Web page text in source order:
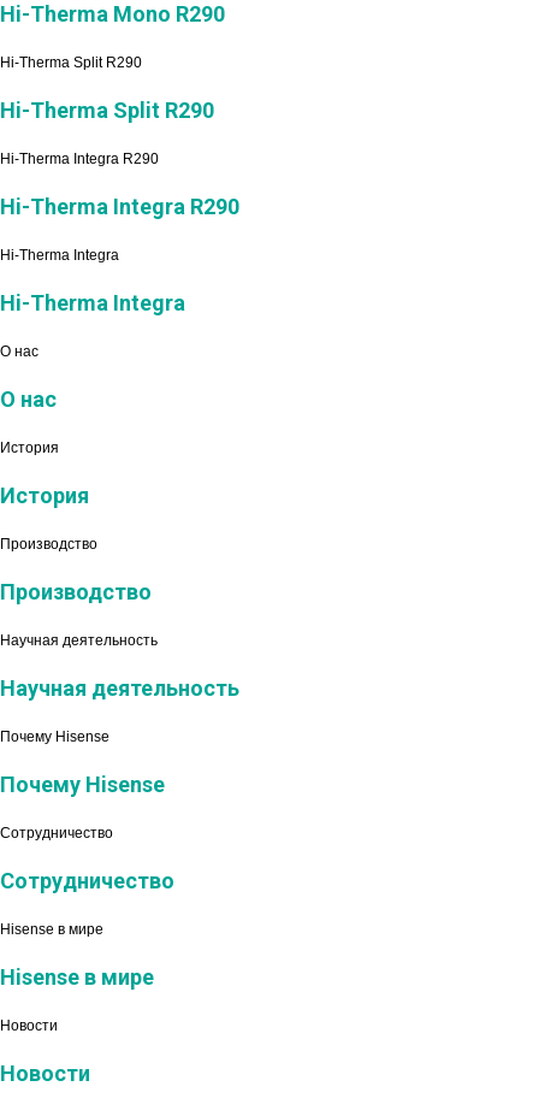
Hi-Therma Mono R290
Hi-Therma Split R290
Hi-Therma Split R290
Hi-Therma Integra R290
Hi-Therma Integra R290
Hi-Therma Integra
Hi-Therma Integra
О нас
О нас
История
История
Производство
Производство
Научная деятельность
Научная деятельность
Почему Hisense
Почему Hisense
Сотрудничество
Сотрудничество
Hisense в мире
Hisense в мире
Новости
Новости